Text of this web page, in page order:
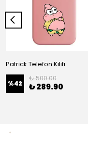
Patrick Telefon Kılıfı
%42
₺ 500.00
₺ 289.90